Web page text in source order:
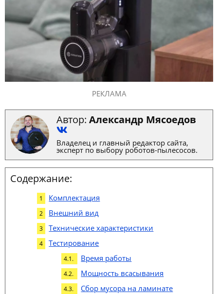
РЕКЛАМА
Автор: Александр Мясоедов
Владелец и главный редактор сайта,
эксперт по выбору роботов-пылесосов.
Содержание:
Комплектация
Внешний вид
Технические характеристики
Тестирование
Время работы
Мощность всасывания
Сбор мусора на ламинате